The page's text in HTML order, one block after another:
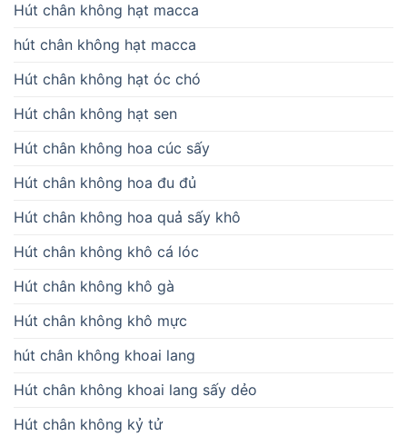
Hút chân không hạt macca
hút chân không hạt macca
Hút chân không hạt óc chó
Hút chân không hạt sen
Hút chân không hoa cúc sấy
Hút chân không hoa đu đủ
Hút chân không hoa quả sấy khô
Hút chân không khô cá lóc
Hút chân không khô gà
Hút chân không khô mực
hút chân không khoai lang
Hút chân không khoai lang sấy dẻo
Hút chân không kỷ tử